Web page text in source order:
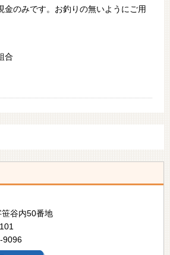
金のみです。お釣りの無いようにご用
合
谷内50番地
9096